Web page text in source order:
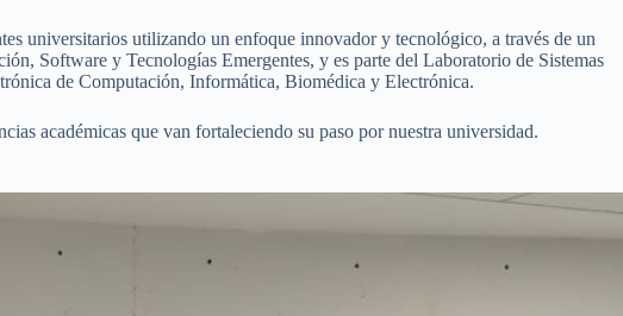
universitarios utilizando un enfoque innovador y tecnológico, a través de un
Software y Tecnologías Emergentes, y es parte del Laboratorio de Sistemas
de Computación, Informática, Biomédica y Electrónica.
académicas que van fortaleciendo su paso por nuestra universidad.